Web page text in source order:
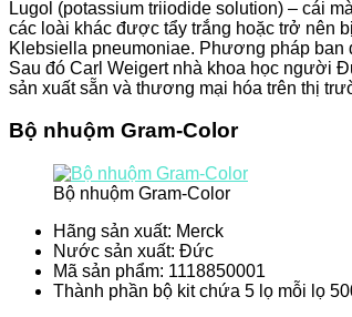
Lugol (potassium triiodide solution) – cái
các loài khác được tẩy trắng hoặc trở nên
Klebsiella pneumoniae. Phương pháp
Sau đó Carl Weigert nhà khoa học người
sản xuất sẵn và thương mại hóa trên thị
Bộ nhuộm Gram-Color
Bộ nhuộm Gram-Color
Hãng sản xuất: Merck
Nước sản xuất: Đức
Mã sản phẩm: 1118850001
Thành phần bộ kit chứa 5 lọ mỗi lọ